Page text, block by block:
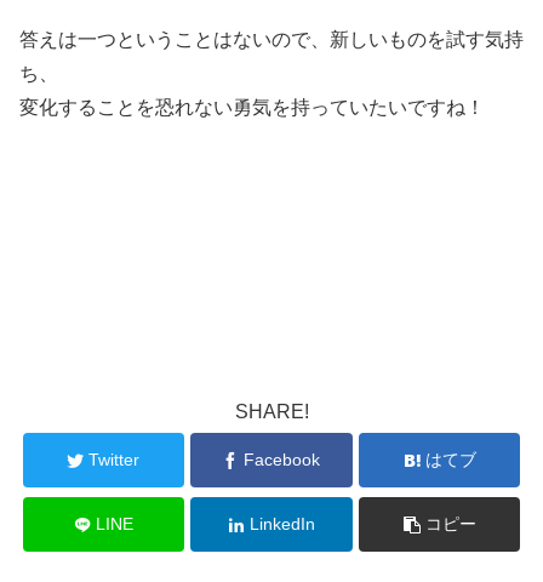
答えは一つということはないので、新しいものを試す気持
ち、
変化することを恐れない勇気を持っていたいですね！
SHARE!
Twitter Facebook はてブ
LINE LinkedIn コピー